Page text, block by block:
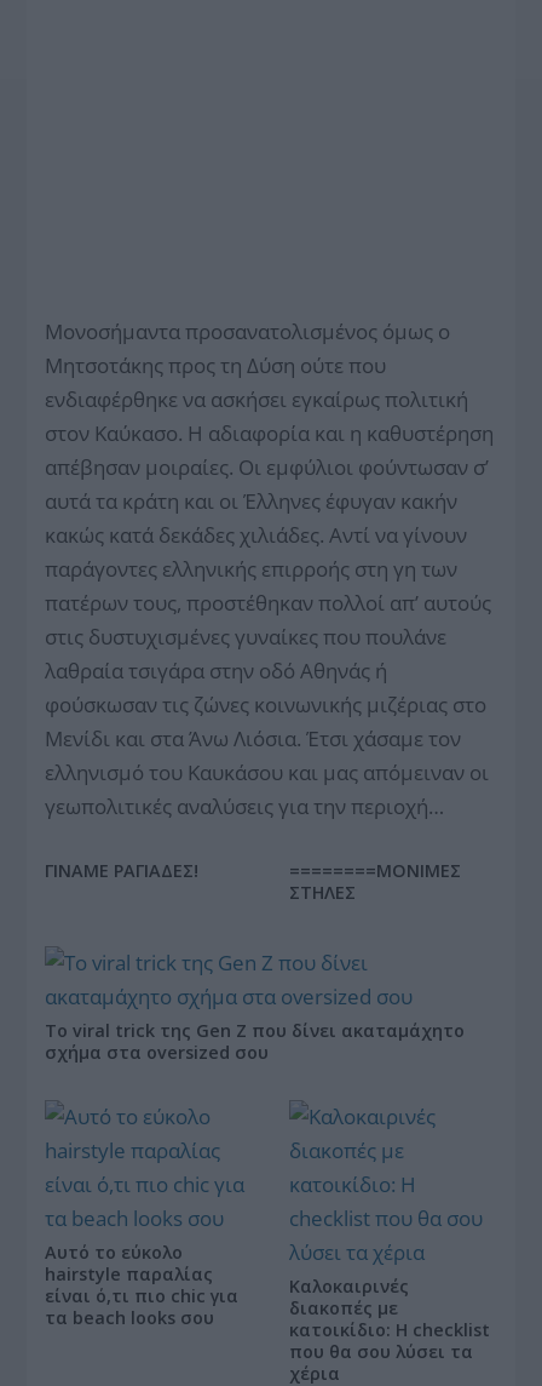
Μονοσήμαντα προσανατολισμένος όμως ο
Μητσοτάκης προς τη Δύση ούτε που
ενδιαφέρθηκε να ασκήσει εγκαίρως πολιτική
στον Καύκασο. Η αδιαφορία και η καθυστέρηση
απέβησαν μοιραίες. Οι εμφύλιοι φούντωσαν σ’
αυτά τα κράτη και οι Έλληνες έφυγαν κακήν
κακώς κατά δεκάδες χιλιάδες. Αντί να γίνουν
παράγοντες ελληνικής επιρροής στη γη των
πατέρων τους, προστέθηκαν πολλοί απ’ αυτούς
στις δυστυχισμένες γυναίκες που πουλάνε
λαθραία τσιγάρα στην οδό Αθηνάς ή
φούσκωσαν τις ζώνες κοινωνικής μιζέριας στο
Μενίδι και στα Άνω Λιόσια. Έτσι χάσαμε τον
ελληνισμό του Καυκάσου και μας απόμειναν οι
γεωπολιτικές αναλύσεις για την περιοχή…
ΓΙΝΑΜΕ ΡΑΓΙΑΔΕΣ!
========ΜΟΝΙΜΕΣ
ΣΤΗΛΕΣ
Το viral trick της Gen Z που δίνει ακαταμάχητο
σχήμα στα oversized σου
Αυτό το εύκολο
hairstyle παραλίας
είναι ό,τι πιο chic για
τα beach looks σου
Καλοκαιρινές
διακοπές με
κατοικίδιο: Η checklist
που θα σου λύσει τα
χέρια